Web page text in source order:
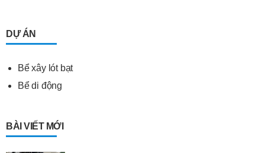
DỰ ÁN
Bể xây lót bạt
Bể di động
BÀI VIẾT MỚI